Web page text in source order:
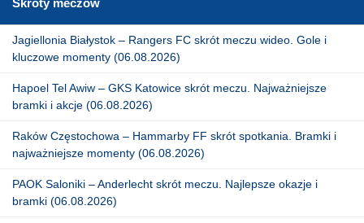
Jagiellonia Białystok – Rangers FC skrót meczu wideo. Gole i
kluczowe momenty (06.08.2026)
Hapoel Tel Awiw – GKS Katowice skrót meczu. Najważniejsze
bramki i akcje (06.08.2026)
Raków Częstochowa – Hammarby FF skrót spotkania. Bramki i
najważniejsze momenty (06.08.2026)
PAOK Saloniki – Anderlecht skrót meczu. Najlepsze okazje i
bramki (06.08.2026)